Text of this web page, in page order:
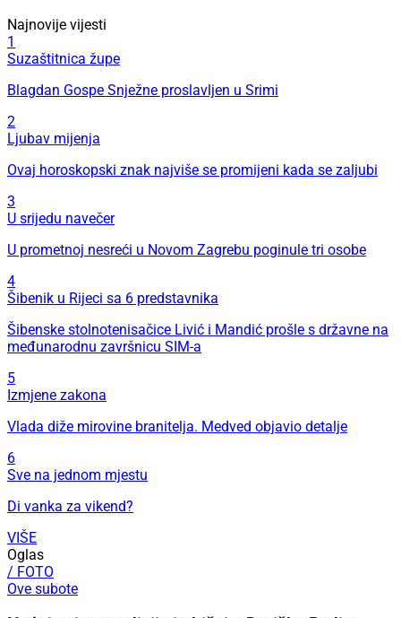
Najnovije vijesti
1
Suzaštitnica župe
Blagdan Gospe Snježne proslavljen u Srimi
2
Ljubav mijenja
Ovaj horoskopski znak najviše se promijeni kada se zaljubi
3
U srijedu navečer
U prometnoj nesreći u Novom Zagrebu poginule tri osobe
4
Šibenik u Rijeci sa 6 predstavnika
Šibenske stolnotenisačice Livić i Mandić prošle s državne na
međunarodnu završnicu SIM-a
5
Izmjene zakona
Vlada diže mirovine branitelja. Medved objavio detalje
6
Sve na jednom mjestu
Di vanka za vikend?
VIŠE
Oglas
/ FOTO
Ove subote